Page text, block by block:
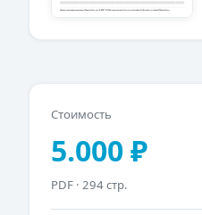
Стоимость
5.000 ₽
PDF · 294 стр.